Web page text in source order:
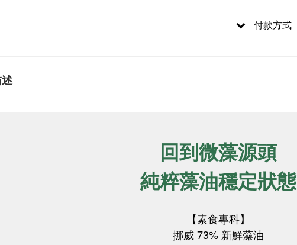
付款方式
回到微藻源頭
純粹藻油穩定狀態
【素食專科】
挪威 73% 新鮮藻油